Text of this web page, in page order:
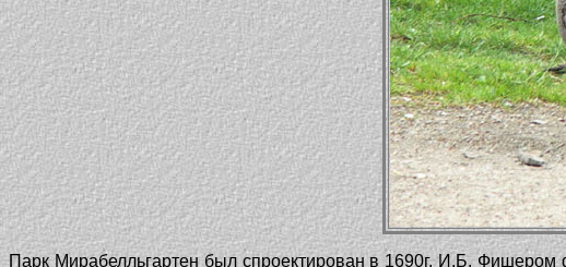
Парк Мирабелльгартен был спроектирован в 1690г. И.Б.